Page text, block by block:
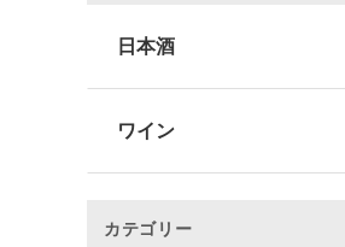
日本酒
ワイン
カテゴリー